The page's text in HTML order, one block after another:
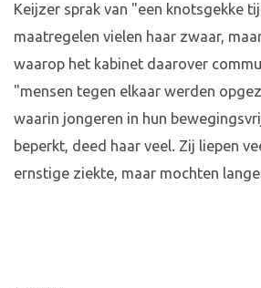
Keijzer sprak van "een knotsgekke
maatregelen vielen haar zwaar,
waarop het kabinet daarover
"mensen tegen elkaar werden
waarin jongeren in hun
beperkt, deed haar veel. Zij liepen
ernstige ziekte, maar mochten